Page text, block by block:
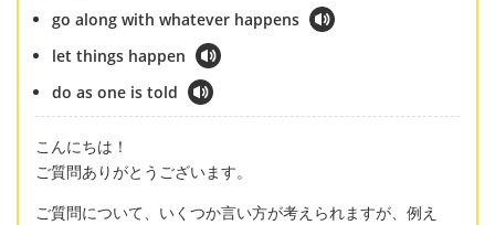
go along with whatever happens
let things happen
do as one is told
こんにちは！
ご質問ありがとうございます。
ご質問について、いくつか言い方が考えられますが、例え